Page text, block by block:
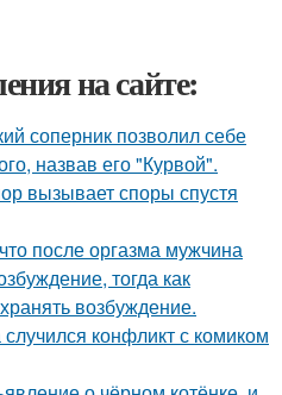
на сайте:
соперник позволил себе
назвав его "Курвой".
вызывает споры спустя
после оргазма мужчина
тогда как
возбуждение.
конфликт с комиком